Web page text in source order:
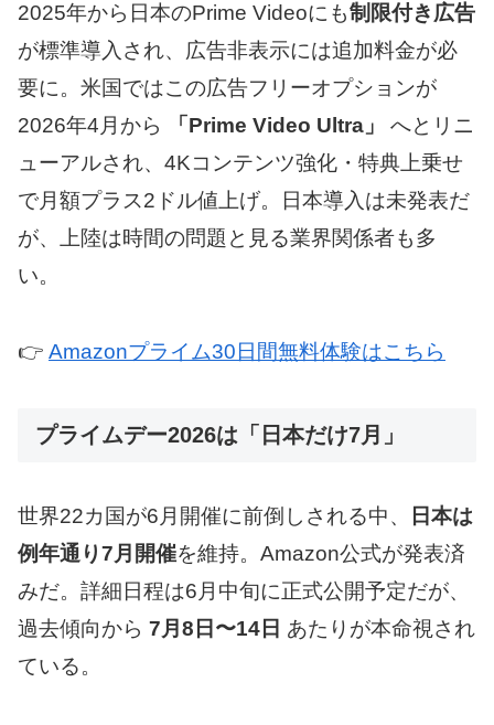
2025年から日本のPrime Videoにも制限付き広告
が標準導入され、広告非表示には追加料金が必
要に。米国ではこの広告フリーオプションが
2026年4月から
「Prime Video Ultra」
へとリニ
ューアルされ、4Kコンテンツ強化・特典上乗せ
で月額プラス2ドル値上げ。日本導入は未発表だ
が、上陸は時間の問題と見る業界関係者も多
い。
👉 Amazonプライム30日間無料体験はこちら
プライムデー2026は「日本だけ7月」
世界22カ国が6月開催に前倒しされる中、
日本は
例年通り7月開催を維持。Amazon公式が発表済
みだ。詳細日程は6月中旬に正式公開予定だが、
過去傾向から 7月8日〜14日 あたりが本命視され
ている。